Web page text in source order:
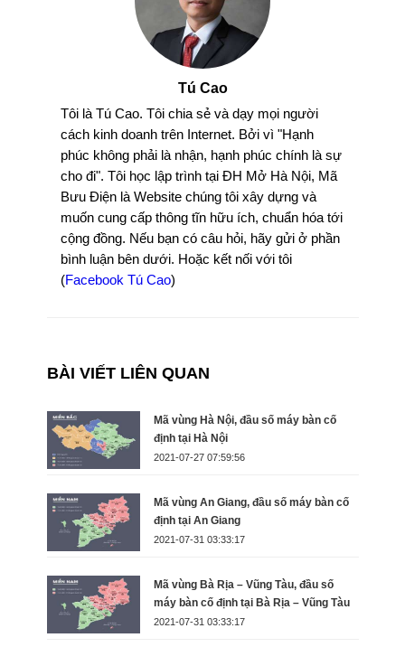
Tú Cao
Tôi là Tú Cao. Tôi chia sẻ và dạy mọi người
cách kinh doanh trên Internet. Bởi vì "Hạnh
phúc không phải là nhận, hạnh phúc chính là sự
cho đi". Tôi học lập trình tại ĐH Mở Hà Nội, Mã
Bưu Điện là Website chúng tôi xây dựng và
muốn cung cấp thông tĩn hữu ích, chuẩn hóa tới
cộng đồng. Nếu bạn có câu hỏi, hãy gửi ở phần
bình luận bên dưới. Hoặc kết nối với tôi
(Facebook Tú Cao)
BÀI VIẾT LIÊN QUAN
Mã vùng Hà Nội, đầu số máy bàn cố
định tại Hà Nội
2021-07-27 07:59:56
Mã vùng An Giang, đầu số máy bàn cố
định tại An Giang
2021-07-31 03:33:17
Mã vùng Bà Rịa – Vũng Tàu, đầu số
máy bàn cố định tại Bà Rịa – Vũng Tàu
2021-07-31 03:33:17